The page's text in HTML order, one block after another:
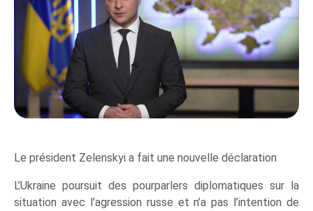
Le président Zelenskyi a fait une nouvelle déclaration
L’Ukraine poursuit des pourparlers diplomatiques sur la
situation avec l’agression russe et n’a pas l’intention de